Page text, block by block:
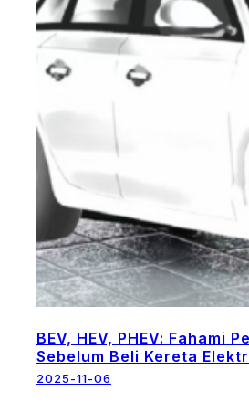
BEV, HEV, PHEV: Fahami
Sebelum Beli Kereta
2025-11-06